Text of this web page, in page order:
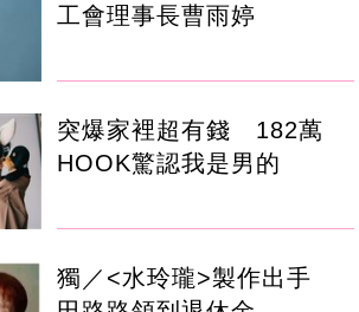
工會理事長曹雨婷
突爆家裡超有錢 182萬
HOOK驚認我是男的
獨／<水玲瓏>製作出手